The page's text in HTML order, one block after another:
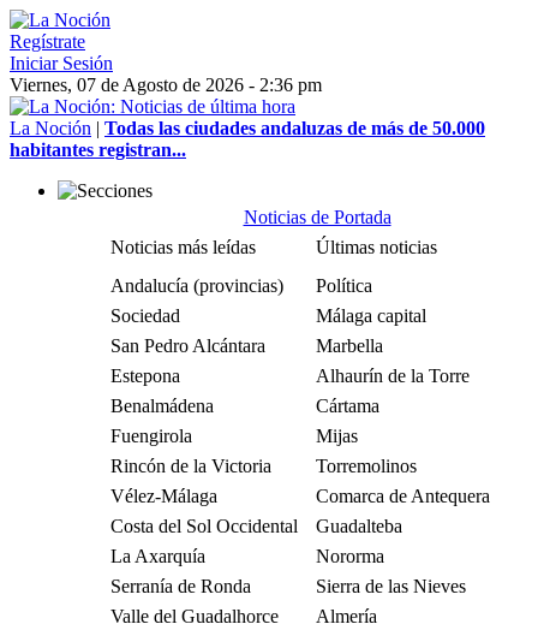
Regístrate
Iniciar Sesión
Viernes, 07 de Agosto de 2026 - 2:36 pm
La Noción | Todas las ciudades andaluzas de más de 50.000
habitantes registran...
Noticias de Portada
Noticias más leídas
Últimas noticias
Andalucía (provincias)
Política
Sociedad
Málaga capital
San Pedro Alcántara
Marbella
Estepona
Alhaurín de la Torre
Benalmádena
Cártama
Fuengirola
Mijas
Rincón de la Victoria
Torremolinos
Vélez-Málaga
Comarca de Antequera
Costa del Sol Occidental
Guadalteba
La Axarquía
Nororma
Serranía de Ronda
Sierra de las Nieves
Valle del Guadalhorce
Almería